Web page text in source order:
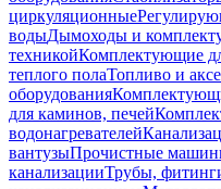
циркуляционные
водыДымоходы и
техникойКомплектующие
теплого полаТопливо и
оборудования
для каминов, печей
водонагревателей
вантузыПрочистные
канализацииТрубы,